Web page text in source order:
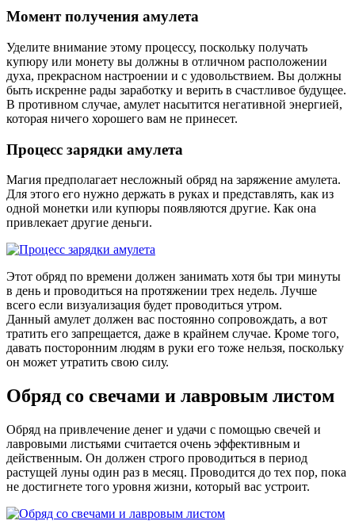
Момент получения амулета
Уделите внимание этому процессу, поскольку получать
купюру или монету вы должны в отличном расположении
духа, прекрасном настроении и с удовольствием. Вы должны
быть искренне рады заработку и верить в счастливое будущее.
В противном случае, амулет насытится негативной энергией,
которая ничего хорошего вам не принесет.
Процесс зарядки амулета
Магия предполагает несложный обряд на заряжение амулета.
Для этого его нужно держать в руках и представлять, как из
одной монетки или купюры появляются другие. Как она
привлекает другие деньги.
Этот обряд по времени должен занимать хотя бы три минуты
в день и проводиться на протяжении трех недель. Лучше
всего если визуализация будет проводиться утром.
Данный амулет должен вас постоянно сопровождать, а вот
тратить его запрещается, даже в крайнем случае. Кроме того,
давать посторонним людям в руки его тоже нельзя, поскольку
он может утратить свою силу.
Обряд со свечами и лавровым листом
Обряд на привлечение денег и удачи с помощью свечей и
лавровыми листьями считается очень эффективным и
действенным. Он должен строго проводиться в период
растущей луны один раз в месяц. Проводится до тех пор, пока
не достигнете того уровня жизни, который вас устроит.